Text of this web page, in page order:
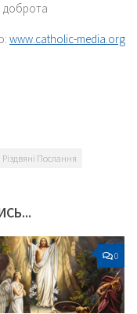
доброта
www.catholic-media.org
Різдвяні Послання
0